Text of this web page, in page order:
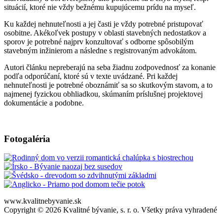
situácií, ktoré nie vždy bežnému kupujúcemu prídu na myseľ.
Ku každej nehnuteľnosti a jej časti je vždy potrebné pristupovať
osobitne. Akékoľvek postupy v oblasti stavebných nedostatkov a
sporov je potrebné najprv konzultovať s odborne spôsobilým
stavebným inžinierom a následne s registrovaným advokátom.
Autori článku nepreberajú na seba žiadnu zodpovednosť za konanie
podľa odporúčaní, ktoré sú v texte uvádzané. Pri každej
nehnuteľnosti je potrebné oboznámiť sa so skutkovým stavom, a to
najmenej fyzickou obhliadkou, skúmaním príslušnej projektovej
dokumentácie a podobne.
Fotogaléria
www.kvalitnebyvanie.sk
Copyright © 2026 Kvalitné bývanie, s. r. o. Všetky práva vyhradené